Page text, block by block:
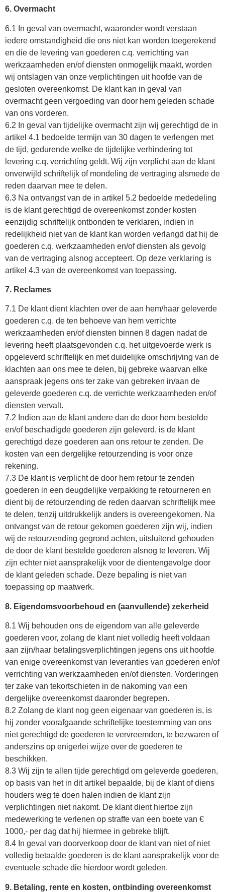
6. Overmacht
6.1 In geval van overmacht, waaronder wordt verstaan
iedere omstandigheid die ons niet kan worden toegerekend
en die de levering van goederen c.q. verrichting van
werkzaamheden en/of diensten onmogelijk maakt, worden
wij ontslagen van onze verplichtingen uit hoofde van de
gesloten overeenkomst. De klant kan in geval van
overmacht geen vergoeding van door hem geleden schade
van ons vorderen.
6.2 In geval van tijdelijke overmacht zijn wij gerechtigd de in
artikel 4.1 bedoelde termijn van 30 dagen te verlengen met
de tijd, gedurende welke de tijdelijke verhindering tot
levering c.q. verrichting geldt. Wij zijn verplicht aan de klant
onverwijld schriftelijk of mondeling de vertraging alsmede de
reden daarvan mee te delen.
6.3 Na ontvangst van de in artikel 5.2 bedoelde mededeling
is de klant gerechtigd de overeenkomst zonder kosten
eenzijdig schriftelijk ontbonden te verklaren, indien in
redelijkheid niet van de klant kan worden verlangd dat hij de
goederen c.q. werkzaamheden en/of diensten als gevolg
van de vertraging alsnog accepteert. Op deze verklaring is
artikel 4.3 van de overeenkomst van toepassing.
7. Reclames
7.1 De klant dient klachten over de aan hem/haar gele­verde
goederen c.q. de ten behoeve van hem verrichte
werkzaamheden en/of diensten binnen 8 dagen nadat de
levering heeft plaatsgevonden c.q. het uitgevoerde werk is
opgeleverd schriftelijk en met duidelijke omschrijving van de
klachten aan ons mee te delen, bij gebreke waarvan elke
aanspraak jegens ons ter zake van gebreken in/aan de
geleverde goederen c.q. de verrichte werkzaamheden en/of
diensten vervalt.
7.2 Indien aan de klant andere dan de door hem bestelde
en/of beschadigde goederen zijn geleverd, is de klant
gerechtigd deze goederen aan ons retour te zenden. De
kosten van een dergelijke retourzending is voor onze
rekening.
7.3 De klant is verplicht de door hem retour te zenden
goederen in een deugdelijke verpakking te retourneren en
dient bij de retourzending de reden daarvan schriftelijk mee
te delen, tenzij uitdrukkelijk anders is overeengekomen. Na
ontvangst van de retour gekomen goederen zijn wij, indien
wij de retourzending gegrond achten, uitsluitend gehouden
de door de klant bestelde goederen alsnog te leveren. Wij
zijn echter niet aansprakelijk voor de dientengevolge door
de klant geleden schade. Deze bepaling is niet van
toepassing op maatwerk.
8. Eigendomsvoorbehoud en (aanvullende) zekerheid
8.1 Wij behouden ons de eigendom van alle geleverde
goederen voor, zolang de klant niet volledig heeft voldaan
aan zijn/haar betalingsverplichtingen jegens ons uit hoofde
van enige overeenkomst van leveranties van goederen en/of
verrichting van werkzaamheden en/of diensten. Vorderingen
ter zake van tekortschieten in de nakoming van een
dergelijke overeenkomst daaronder begrepen.
8.2 Zolang de klant nog geen eigenaar van goederen is, is
hij zonder voorafgaande schriftelijke toestemming van ons
niet gerechtigd de goederen te vervreemden, te bezwaren of
anderszins op enigerlei wijze over de goederen te
beschikken.
8.3 Wij zijn te allen tijde gerechtigd om geleverde goederen,
op basis van het in dit artikel bepaalde, bij de klant of diens
houders weg te doen halen indien de klant zijn
verplichtingen niet nakomt. De klant dient hiertoe zijn
medewerking te verlenen op straffe van een boete van €
1000,- per dag dat hij hiermee in gebreke blijft.
8.4 In geval van doorverkoop door de klant van niet of niet
volledig betaalde goederen is de klant aansprakelijk voor de
eventuele schade die hierdoor wordt geleden.
9. Betaling, rente en kosten, ontbinding overeenkomst